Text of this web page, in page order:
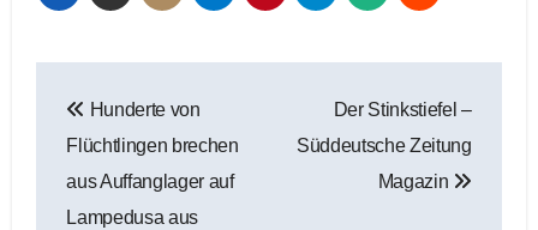
Hunderte von
Flüchtlingen brechen
aus Auffanglager auf
Lampedusa aus
Der Stinkstiefel –
Süddeutsche Zeitung
Magazin